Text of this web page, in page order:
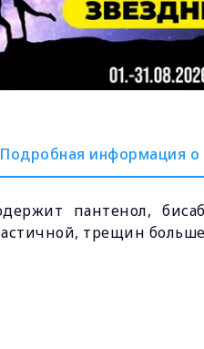
Подробная информация о
пантенол,
трещин